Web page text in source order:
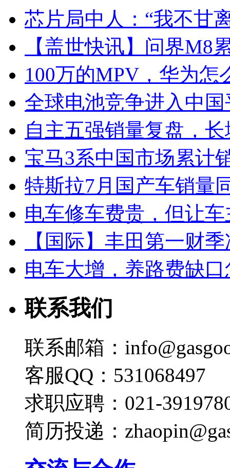
芯片局中人：“我不甘
【盖世快讯】问界M8
100万的MPV，华为怎
全球电池竞争进入中
自主五强销量复盘，
宝马3系中国市场累计
特斯拉7月国产车销量
电车修车费贵，但让
【国际】丰田第一财
电车大增，养路费缺
联系我们
联系邮箱：
客服QQ：531068497
求职应聘：021-
简历投递：